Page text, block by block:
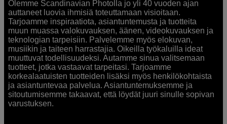
Olemme Scandinavian Photolla jo yli 40 vuoden ajan
auttaneet luovia ihmisiä toteuttamaan visioitaan.
Tarjoamme inspiraatiota, asiantuntemusta ja tuotteita
muun muassa valokuvauksen, äänen, videokuvauksen ja
teknologian tarpeisiin. Palvelemme myös elokuvan,
musiikin ja taiteen harrastajia. Oikeilla työkaluilla ideat
muuttuvat todellisuudeksi. Autamme sinua valitsemaan
tuotteet, jotka vastaavat tarpeitasi. Tarjoamme
korkealaatuisten tuotteiden lisäksi myös henkilökohtaista
ja asiantuntevaa palvelua. Asiantuntemuksemme ja
sitoutumisemme takaavat, että löydät juuri sinulle sopivan
varustuksen.